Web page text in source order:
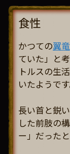
食性
かつての翼竜
ていた」と
トルスの生
いたようです
長い首と鋭
した前肢の
ー」だった